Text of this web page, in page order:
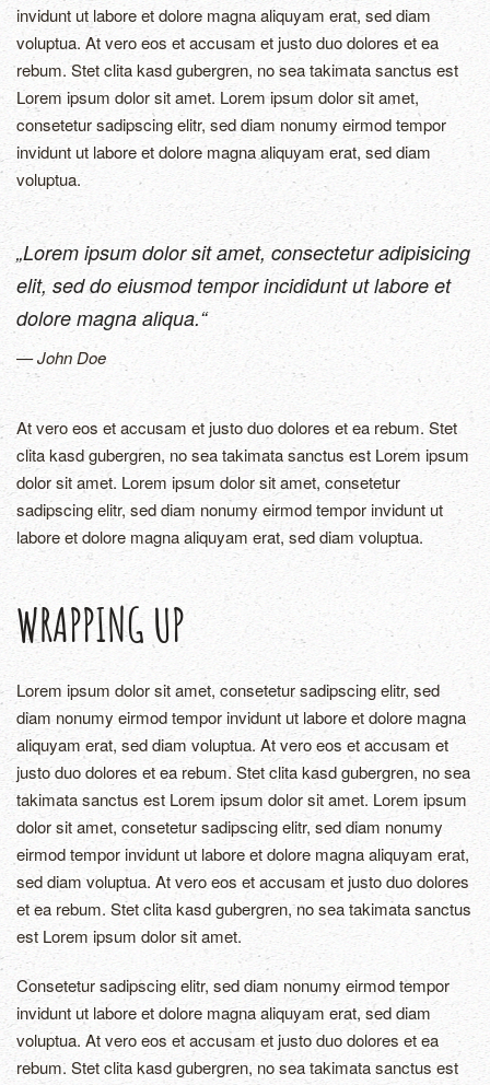
invidunt ut labore et dolore magna aliquyam erat, sed diam
voluptua. At vero eos et accusam et justo duo dolores et ea
rebum. Stet clita kasd gubergren, no sea takimata sanctus est
Lorem ipsum dolor sit amet. Lorem ipsum dolor sit amet,
consetetur sadipscing elitr, sed diam nonumy eirmod tempor
invidunt ut labore et dolore magna aliquyam erat, sed diam
voluptua.
„Lorem ipsum dolor sit amet, consectetur adipisicing
elit, sed do eiusmod tempor incididunt ut labore et
dolore magna aliqua.“
John Doe
At vero eos et accusam et justo duo dolores et ea rebum. Stet
clita kasd gubergren, no sea takimata sanctus est Lorem ipsum
dolor sit amet. Lorem ipsum dolor sit amet, consetetur
sadipscing elitr, sed diam nonumy eirmod tempor invidunt ut
labore et dolore magna aliquyam erat, sed diam voluptua.
WRAPPING UP
Lorem ipsum dolor sit amet, consetetur sadipscing elitr, sed
diam nonumy eirmod tempor invidunt ut labore et dolore magna
aliquyam erat, sed diam voluptua. At vero eos et accusam et
justo duo dolores et ea rebum. Stet clita kasd gubergren, no sea
takimata sanctus est Lorem ipsum dolor sit amet. Lorem ipsum
dolor sit amet, consetetur sadipscing elitr, sed diam nonumy
eirmod tempor invidunt ut labore et dolore magna aliquyam erat,
sed diam voluptua. At vero eos et accusam et justo duo dolores
et ea rebum. Stet clita kasd gubergren, no sea takimata sanctus
est Lorem ipsum dolor sit amet.
Consetetur sadipscing elitr, sed diam nonumy eirmod tempor
invidunt ut labore et dolore magna aliquyam erat, sed diam
voluptua. At vero eos et accusam et justo duo dolores et ea
rebum. Stet clita kasd gubergren, no sea takimata sanctus est